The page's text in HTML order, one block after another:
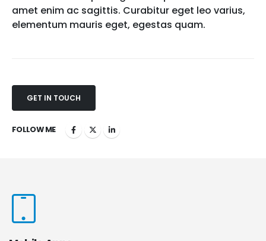
amet enim ac sagittis. Curabitur eget leo varius,
elementum mauris eget, egestas quam.
GET IN TOUCH
FOLLOW ME